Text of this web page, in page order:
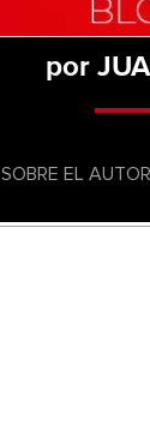
por
SOBRE EL AUTOR